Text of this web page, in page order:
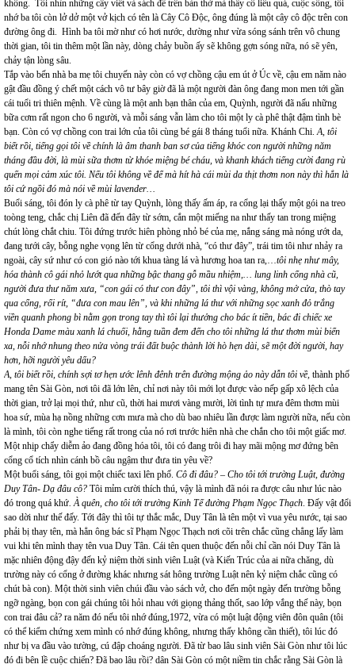
không. Tôi nhìn những cây viết và sách để trên bàn thờ mà thấy cô liêu quá, cuộc sống, tôi
nhớ ba tôi còn lở dở một vở kịch có tên là Cây Cô Độc, ông đúng là một cây cô độc trên con
đường ông đi. Hình ba tôi mờ như có hơi nước, dường như vừa sóng sánh trên vô chung
thời gian, tôi tin thêm một lần này, dòng chảy buồn ấy sẽ không gợn sóng nữa, nó sẽ yên,
chảy tận lòng sâu.
Tắp vào bến nhà ba mẹ tôi chuyến này còn có vợ chồng cậu em út ở Úc về, cậu em năm nào
gật đầu đồng ý chết một cách vô tư bây giờ đã là một người đàn ông đang mon men tới gần
cái tuổi tri thiên mệnh. Về cùng là một anh bạn thân của em, Quỳnh, người đã nấu những
bữa cơm rất ngon cho 6 người, và mỗi sáng vẫn làm cho tôi một ly cà phê thật đậm tình bè
bạn. Còn có vợ chồng con trai lớn của tôi cùng bé gái 8 tháng tuổi nữa. Khánh Chi.A, tôi
biết rồi, tiếng gọi tôi về chính là âm thanh ban sơ của tiếng khóc con người những năm
tháng đầu đời, là mùi sữa thơm từ khóe miệng bé cháu, và khanh khách tiếng cười đang rù
quến mọi cảm xúc tôi. Nếu tôi không về để mà hít hà cái mùi da thịt thơm non này thì hẳn là
tôi cứ ngồi đó mà nói về mùi lavender…
Buổi sáng, tôi đón ly cà phê từ tay Quỳnh, lòng thấy ấm áp, ra cổng lại thấy một gói na treo
toòng teng, chắc chị Liên đã đến đây từ sớm, cắn một miếng na như thấy tan trong miệng
chút lòng chắt chiu. Tôi đứng trước hiên phòng nhỏ bé của mẹ, nắng sáng mà nóng ướt da,
đang tưới cây, bỗng nghe vọng lên từ cổng dưới nhà, “có thư đây”, trái tim tôi như nhảy ra
ngoài, cây sứ như có con gió nào tới khua tàng lá và hương hoa tan ra,…tôi nhẹ như mây,
hóa thành cô gái nhỏ lướt qua những bậc thang gỗ mầu nhiệm,… lung linh cổng nhà cũ,
người đưa thư năm xưa, “con gái có thư con đây”, tôi thì vội vàng, không mở cửa, thò tay
qua cổng, rối rít, “đưa con mau lên”, và khi những lá thư với những sọc xanh đỏ trắng
viền quanh phong bì nằm gọn trong tay thì tôi lại thưởng cho bác ít tiền, bác đi chiếc xe
Honda Dame màu xanh lá chuối, hằng tuần đem đến cho tôi những lá thư thơm mùi biển
xa, nỗi nhớ nhung theo nửa vòng trái đất buộc thành lời hò hẹn dài, sẽ một đời người, hay
hơn, hỡi người yêu dấu?
A, tôi biết rồi, chính sợi tơ hẹn ước lênh đênh trên đường mộng ảo này dẫn tôi về, thành phố
mang tên Sài Gòn, nơi tôi đã lớn lên, chỉ nơi này tôi mới lọt được vào nếp gấp xô lệch của
thời gian, trở lại mọi thứ, như cũ, thời hai mươi vàng mười, lời tình tự mưa đêm thơm mùi
hoa sứ, mùa hạ nồng những cơn mưa mà cho dù bao nhiêu lần được làm người nữa, nếu còn
là mình, tôi còn nghe tiếng rất trong của nó rơi trước hiên nhà che chắn cho tôi một giấc mơ.
Một nhịp chẩy diễm ảo đang đồng hóa tôi, tôi có đang trôi đi hay mãi mộng mơ đứng bên
cổng cổ tích nhìn cánh bồ câu ngậm thư đưa tin yêu về?
Một buổi sáng, tôi gọi một chiếc taxi lên phố. Cô đi đâu? – Cho tôi tới trường Luật, đường
Duy Tân- Dạ đâu cô? Tôi mỉm cười thích thú, vậy là mình đã nói ra được câu như lúc nào
đó trong quá khứ. À quên, cho tôi tới trường Kinh Tế đường Phạm Ngọc Thạch. Đấy vật đổi
sao dời như thế đấy. Tới đây thì tôi tự thắc mắc, Duy Tân là tên một vì vua yêu nước, tại sao
phải bị thay tên, mà hẳn ông bác sĩ Phạm Ngọc Thạch nơi cõi trên chắc cũng chẳng lấy làm
vui khi tên mình thay tên vua Duy Tân. Cái tên quen thuộc đến nỗi chỉ cần nói Duy Tân là
mặc nhiên động đậy đến kỷ niệm thời sinh viên Luật (và Kiến Trúc của ai nữa chăng, dù
trường này có cổng ở đường khác nhưng sát hông trường Luật nên kỷ niệm chắc cũng có
chút bà con). Một thời sinh viên chúi đầu vào sách vở, cho đến một ngày đến trường bỗng
ngỡ ngàng, bọn con gái chúng tôi hỏi nhau với giọng thảng thốt, sao lớp vắng thế này, bọn
con trai đâu cả? ra năm đó nếu tôi nhớ đúng,1972, vừa có một luật động viên đôn quân (tôi
có thể kiểm chứng xem mình có nhớ đúng không, nhưng thấy không cần thiết), tôi lúc đó
như bị va đầu vào tường, cú đập choáng người. Đã từ bao lâu sinh viên Sài Gòn như tôi lúc
đó đi bên lề cuộc chiến? Đã bao lâu rồi? dân Sài Gòn có một niềm tin chắc rằng Sài Gòn là